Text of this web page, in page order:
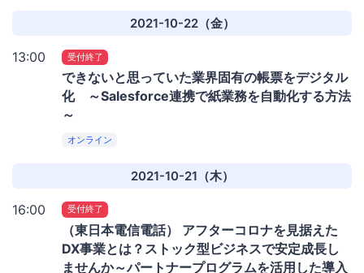
2021-10-22（金）
13:00 受付終了
できないと思っていた業界固有の帳票をデジタル
化 ～Salesforce連携で紙業務を自動化する方法
～
オンライン
2021-10-21（木）
16:00 受付終了
（東日本電信電話） アフターコロナを見据えた
DX事業とは？ストック型ビジネスで安定成長し
ませんか～パートナープログラムを活用した導入